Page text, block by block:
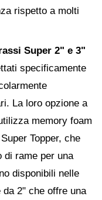
rispetto a molti
Super 2" e 3"
specificamente
La loro opzione a
memory foam
Topper, che
di rame per una
disponibili nelle
2" che offre una